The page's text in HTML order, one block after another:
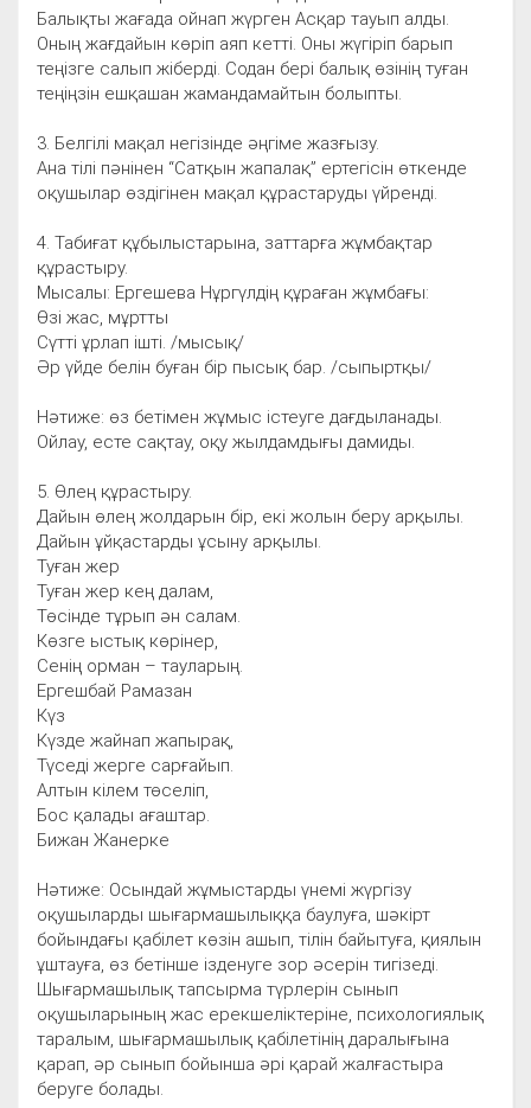
Балықты жағада ойнап жүрген Асқар тауып алды.
Оның жағдайын көріп аяп кетті. Оны жүгіріп барып
теңізге салып жіберді. Содан бері балық өзінің туған
теңіңзін ешқашан жамандамайтын болыпты.
3. Белгілі мақал негізінде әңгіме жазғызу.
Ана тілі пәнінен “Cатқын жапалақ” ертегісін өткенде
оқушылар өздігінен мақал құрастаруды үйренді.
4. Табиғат құбылыстарына, заттарға жұмбақтар
құрастыру.
Мысалы: Ергешева Нұргүлдің құраған жұмбағы:
Өзі жас, мұртты
Сүтті ұрлап ішті. /мысық/
Әр үйде белін буған бір пысық бар. /сыпыртқы/
Нәтиже: өз бетімен жұмыс істеуге дағдыланады.
Ойлау, есте сақтау, оқу жылдамдығы дамиды.
5. Өлең құрастыру.
Дайын өлең жолдарын бір, екі жолын беру арқылы.
Дайын ұйқастарды ұсыну арқылы.
Туған жер
Туған жер кең далам,
Төсінде тұрып ән салам.
Көзге ыстық көрінер,
Сенің орман – тауларың.
Ергешбай Рамазан
Күз
Күзде жайнап жапырақ,
Түседі жерге сарғайып.
Алтын кілем төселіп,
Бос қалады ағаштар.
Бижан Жанерке
Нәтиже: Осындай жұмыстарды үнемі жүргізу
оқушыларды шығармашылыққа баулуға, шәкірт
бойындағы қабілет көзін ашып, тілін байытуға, қиялын
ұштауға, өз бетінше ізденуге зор әсерін тигізеді.
Шығармашылық тапсырма түрлерін сынып
оқушыларының жас ерекшеліктеріне, психологиялық
таралым, шығармашылық қабілетінің даралығына
қарап, әр сынып бойынша әрі қарай жалғастыра
беруге болады.